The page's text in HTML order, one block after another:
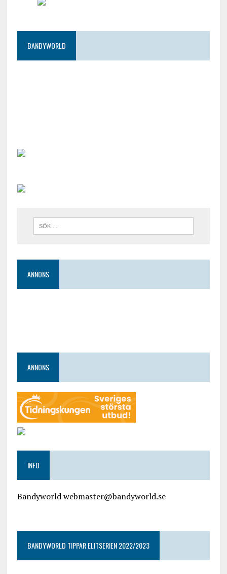
BANDYWORLD
ANNONS
ANNONS
INFO
Bandyworld webmaster@bandyworld.se
BANDYWORLD TIPPAR ELITSERIEN 2022/2023